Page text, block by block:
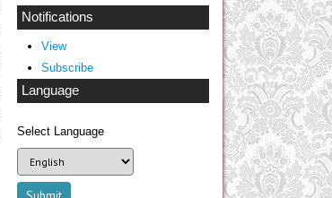
Notifications
View
Subscribe
Language
Select Language